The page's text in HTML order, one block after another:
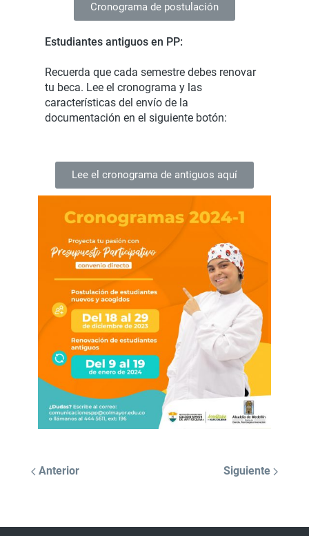
Cronograma de postulación
Estudiantes antiguos en PP:
Recuerda que cada semestre debes renovar
tu beca. Lee el cronograma y las
características del envío de la
documentación en el siguiente botón:
Lee el cronograma de antiguos aquí
Anterior Siguiente